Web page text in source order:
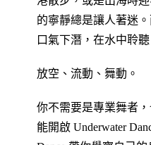
的寧靜總是讓人著迷
口氣下潛，在水中聆聽
放空、流動、舞動。
你不需要是專業舞者
能開啟 Underwater